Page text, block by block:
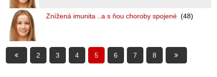
Znížená imunita ..a s ňou choroby spojené (48)
2 3 4 5 6 7 8